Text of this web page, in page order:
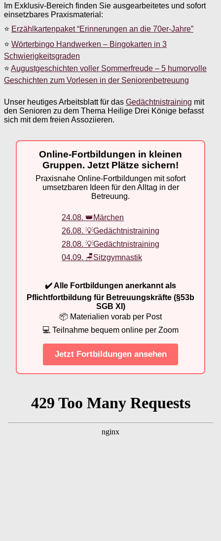
Im Exklusiv-Bereich finden Sie ausgearbeitetes und sofort
einsetzbares Praxismaterial:
⭐ Erzählkartenpaket “Erinnerungen an die 70er-Jahre”
⭐ Wörterbingo Handwerken – Bingokarten in 3
Schwierigkeitsgraden
⭐ Augustgeschichten voller Sommerfreude – 5 humorvolle
Geschichten zum Vorlesen in der Seniorenbetreuung
Unser heutiges Arbeitsblatt für das Gedächtnistraining mit
den Senioren zu dem Thema Heilige Drei Könige befasst
sich mit dem freien Assoziieren.
Online-Fortbildungen in kleinen
Gruppen. Jetzt Plätze sichern!
Praxisnahe Online-Fortbildungen mit sofort
umsetzbaren Ideen für den Alltag in der
Betreuung.
24.08. 👑Märchen
26.08. 💡Gedächtnistraining
28.08. 💡Gedächtnistraining
04.09. 🪑Sitzgymnastik
✔️ Alle Fortbildungen anerkannt als
Pflichtfortbildung für Betreuungskräfte (§53b
SGB XI)
📦 Materialien vorab per Post
💻 Teilnahme bequem online per Zoom
Jetzt Fortbildungen ansehen